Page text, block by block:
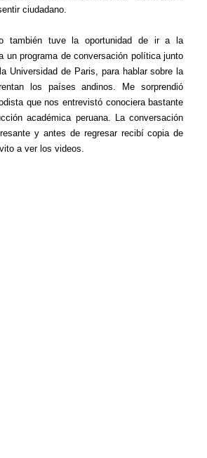
ciudadano.
también tuve la oportunidad de ir a la
un programa de conversación política junto
Universidad de Paris, para hablar sobre la
los países andinos. Me sorprendió
que nos entrevistó conociera bastante
académica peruana. La conversación
y antes de regresar recibí copia de
a ver los videos.